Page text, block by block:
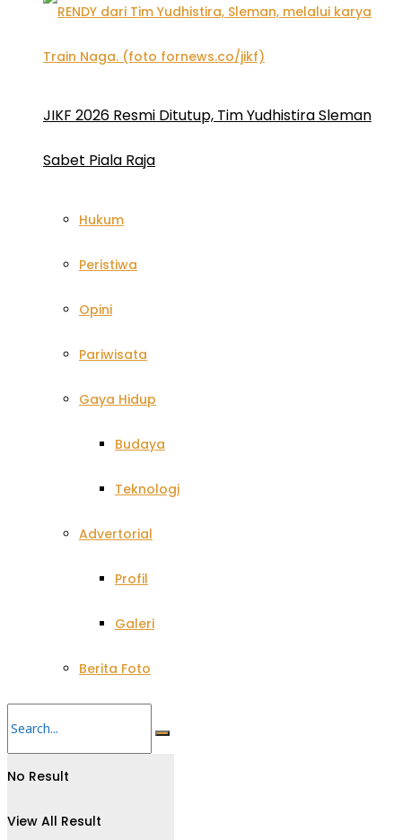
JIKF 2026 Resmi Ditutup, Tim Yudhistira Sleman
Sabet Piala Raja
Hukum
Peristiwa
Opini
Pariwisata
Gaya Hidup
Budaya
Teknologi
Advertorial
Profil
Galeri
Berita Foto
No Result
View All Result